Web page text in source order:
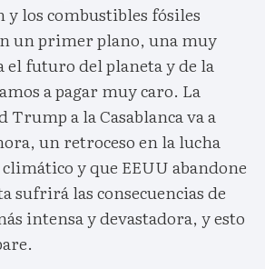
y los combustibles fósiles
un primer plano, una muy
el futuro del planeta y de la
a pagar muy caro. La
Trump a la Casablanca va a
un retroceso en la lucha
y que EEUU abandone
sufrirá las consecuencias de
intensa y devastadora, y esto